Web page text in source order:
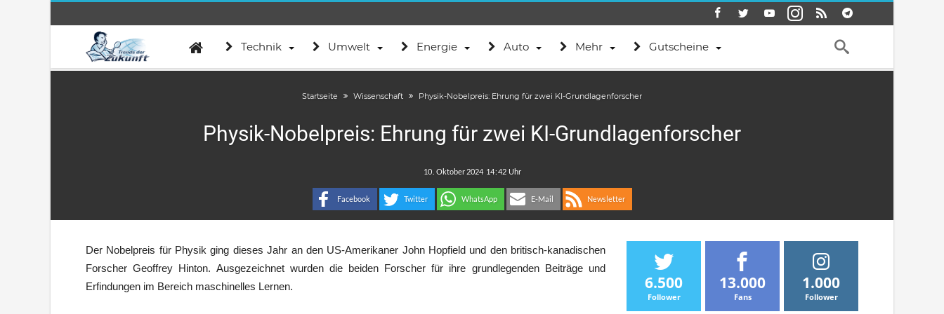
Technik Umwelt Energie Auto Mehr Gutscheine
Startseite Wissenschaft Physik-Nobelpreis: Ehrung für zwei KI-Grundlagenforscher
Physik-Nobelpreis: Ehrung für zwei KI-Grundlagenforscher
:
Facebook Twitter WhatsApp E-Mail Newsletter
Der Nobelpreis für Physik ging dieses Jahr an den US-Amerikaner John Hopfield und den britisch-kanadischen
Forscher Geoffrey Hinton. Ausgezeichnet wurden die beiden Forscher für ihre grundlegenden Beiträge und
Erfindungen im Bereich maschinelles Lernen.
6.500
Follower
13.000
Fans
1.000
Follower